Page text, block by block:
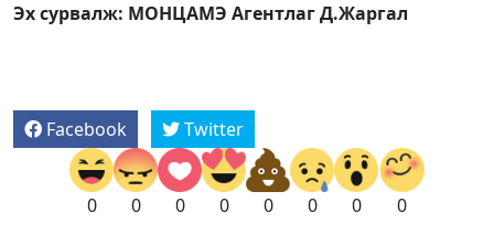
Эх сурвалж: МОНЦАМЭ Агентлаг Д.Жаргал
Facebook Twitter
0 0 0 0 0 0 0 0